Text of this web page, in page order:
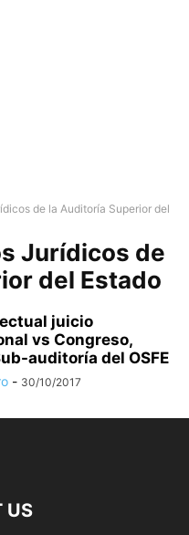
de la Auditoría Superior del
Jurídicos de
del Estado
juicio
vs Congreso,
auditoría del OSFE
- 30/10/2017
US